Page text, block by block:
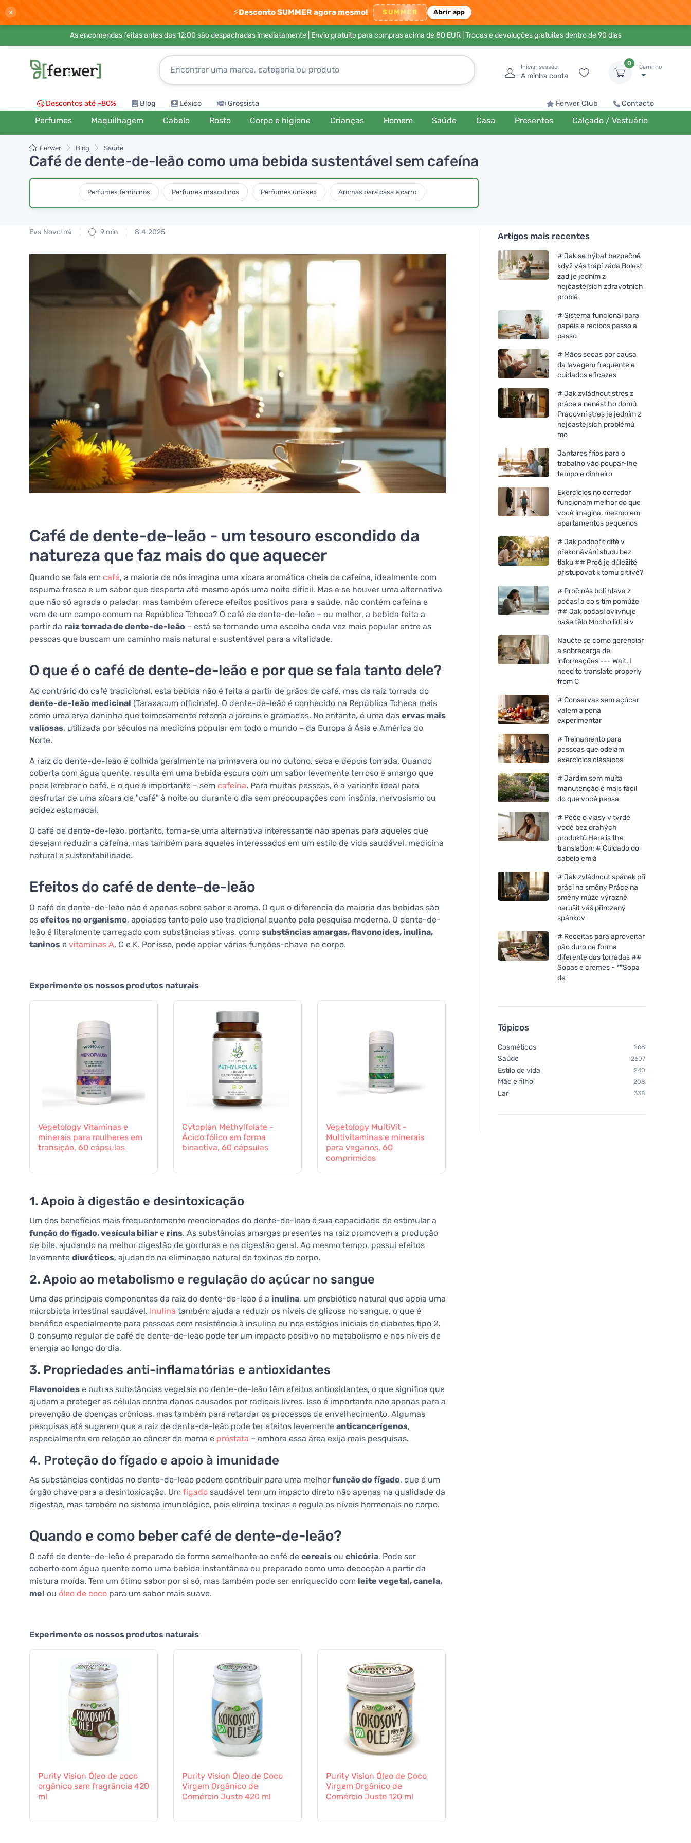
× ⚡Desconto SUMMER agora mesmo! SUMMER Abrir app
As encomendas feitas antes das 12:00 são despachadas imediatamente | Envio gratuito para compras acima de 80 EUR| Trocas e devoluções gratuitas dentro de 90 dias
Iniciar sessão
A minha conta
0
Carrinho
Descontos até -80% Blog Léxico Grossista Ferwer Club Contacto
Perfumes Maquilhagem Cabelo Rosto Corpo e higiene Crianças Homem Saúde Casa Presentes Calçado / Vestuário
Ferwer Blog Saúde
Café de dente-de-leão como uma bebida sustentável sem cafeína
Perfumes femininos Perfumes masculinos Perfumes unissex Aromas para casa e carro
Eva Novotná 9 min 8.4.2025
Café de dente-de-leão - um tesouro escondido da
natureza que faz mais do que aquecer
Quando se fala em café, a maioria de nós imagina uma xícara aromática cheia de cafeína, idealmente com
espuma fresca e um sabor que desperta até mesmo após uma noite difícil. Mas e se houver uma alternativa
que não só agrada o paladar, mas também oferece efeitos positivos para a saúde, não contém cafeína e
vem de um campo comum na República Tcheca? O café de dente-de-leão – ou melhor, a bebida feita a
partir da raiz torrada de dente-de-leão – está se tornando uma escolha cada vez mais popular entre as
pessoas que buscam um caminho mais natural e sustentável para a vitalidade.
O que é o café de dente-de-leão e por que se fala tanto dele?
Ao contrário do café tradicional, esta bebida não é feita a partir de grãos de café, mas da raiz torrada do
dente-de-leão medicinal (Taraxacum officinale). O dente-de-leão é conhecido na República Tcheca mais
como uma erva daninha que teimosamente retorna a jardins e gramados. No entanto, é uma das ervas mais
valiosas, utilizada por séculos na medicina popular em todo o mundo – da Europa à Ásia e América do
Norte.
A raiz do dente-de-leão é colhida geralmente na primavera ou no outono, seca e depois torrada. Quando
coberta com água quente, resulta em uma bebida escura com um sabor levemente terroso e amargo que
pode lembrar o café. E o que é importante – sem cafeína. Para muitas pessoas, é a variante ideal para
desfrutar de uma xícara de "café" à noite ou durante o dia sem preocupações com insônia, nervosismo ou
acidez estomacal.
O café de dente-de-leão, portanto, torna-se uma alternativa interessante não apenas para aqueles que
desejam reduzir a cafeína, mas também para aqueles interessados em um estilo de vida saudável, medicina
natural e sustentabilidade.
Efeitos do café de dente-de-leão
O café de dente-de-leão não é apenas sobre sabor e aroma. O que o diferencia da maioria das bebidas são
os efeitos no organismo, apoiados tanto pelo uso tradicional quanto pela pesquisa moderna. O dente-de-
leão é literalmente carregado com substâncias ativas, como substâncias amargas, flavonoides, inulina,
taninos e vitaminas A, C e K. Por isso, pode apoiar várias funções-chave no corpo.
Experimente os nossos produtos naturais
Vegetology Vitaminas e
minerais para mulheres em
transição, 60 cápsulas
Cytoplan Methylfolate -
Ácido fólico em forma
bioactiva, 60 cápsulas
Vegetology MultiVit -
Multivitaminas e minerais
para veganos, 60
comprimidos
1. Apoio à digestão e desintoxicação
Um dos benefícios mais frequentemente mencionados do dente-de-leão é sua capacidade de estimular a
função do fígado, vesícula biliar e rins. As substâncias amargas presentes na raiz promovem a produção
de bile, ajudando na melhor digestão de gorduras e na digestão geral. Ao mesmo tempo, possui efeitos
levemente diuréticos, ajudando na eliminação natural de toxinas do corpo.
2. Apoio ao metabolismo e regulação do açúcar no sangue
Uma das principais componentes da raiz do dente-de-leão é a inulina, um prebiótico natural que apoia uma
microbiota intestinal saudável. Inulina também ajuda a reduzir os níveis de glicose no sangue, o que é
benéfico especialmente para pessoas com resistência à insulina ou nos estágios iniciais do diabetes tipo 2.
O consumo regular de café de dente-de-leão pode ter um impacto positivo no metabolismo e nos níveis de
energia ao longo do dia.
3. Propriedades anti-inflamatórias e antioxidantes
Flavonoides e outras substâncias vegetais no dente-de-leão têm efeitos antioxidantes, o que significa que
ajudam a proteger as células contra danos causados por radicais livres. Isso é importante não apenas para a
prevenção de doenças crônicas, mas também para retardar os processos de envelhecimento. Algumas
pesquisas até sugerem que a raiz de dente-de-leão pode ter efeitos levemente anticancerígenos,
especialmente em relação ao câncer de mama e próstata – embora essa área exija mais pesquisas.
4. Proteção do fígado e apoio à imunidade
As substâncias contidas no dente-de-leão podem contribuir para uma melhor função do fígado, que é um
órgão chave para a desintoxicação. Um fígado saudável tem um impacto direto não apenas na qualidade da
digestão, mas também no sistema imunológico, pois elimina toxinas e regula os níveis hormonais no corpo.
Quando e como beber café de dente-de-leão?
O café de dente-de-leão é preparado de forma semelhante ao café de cereais ou chicória. Pode ser
coberto com água quente como uma bebida instantânea ou preparado como uma decocção a partir da
mistura moída. Tem um ótimo sabor por si só, mas também pode ser enriquecido com leite vegetal, canela,
mel ou óleo de coco para um sabor mais suave.
Experimente os nossos produtos naturais
Purity Vision Óleo de coco
orgânico sem fragrância 420
ml
Purity Vision Óleo de Coco
Virgem Orgânico de
Comércio Justo 420 ml
Purity Vision Óleo de Coco
Virgem Orgânico de
Comércio Justo 120 ml
Artigos mais recentes
# Jak se hýbat bezpečně
když vás trápí záda Bolest
zad je jedním z
nejčastějších zdravotních
problé
# Sistema funcional para
papéis e recibos passo a
passo
# Mãos secas por causa
da lavagem frequente e
cuidados eficazes
# Jak zvládnout stres z
práce a nenést ho domů
Pracovní stres je jedním z
nejčastějších problémů
mo
Jantares frios para o
trabalho vão poupar-lhe
tempo e dinheiro
Exercícios no corredor
funcionam melhor do que
você imagina, mesmo em
apartamentos pequenos
# Jak podpořit dítě v
překonávání studu bez
tlaku ## Proč je důležité
přistupovat k tomu citlivě?
# Proč nás bolí hlava z
počasí a co s tím pomůže
## Jak počasí ovlivňuje
naše tělo Mnoho lidí si v
Naučte se como gerenciar
a sobrecarga de
informações --- Wait, I
need to translate properly
from C
# Conservas sem açúcar
valem a pena
experimentar
# Treinamento para
pessoas que odeiam
exercícios clássicos
# Jardim sem muita
manutenção é mais fácil
do que você pensa
# Péče o vlasy v tvrdé
vodě bez drahých
produktů Here is the
translation: # Cuidado do
cabelo em á
# Jak zvládnout spánek při
práci na směny Práce na
směny může výrazně
narušit váš přirozený
spánkov
# Receitas para aproveitar
pão duro de forma
diferente das torradas ##
Sopas e cremes - **Sopa
de
Tópicos
Cosméticos 268
Saúde 2607
Estilo de vida 240
Mãe e filho 208
Lar 338